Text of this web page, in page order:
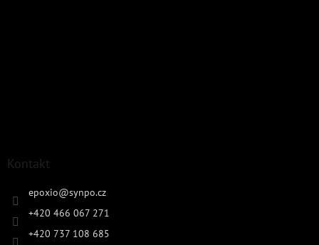
Kontakt
epoxio@synpo.cz
+420 466 067 271
+420 737 108 685